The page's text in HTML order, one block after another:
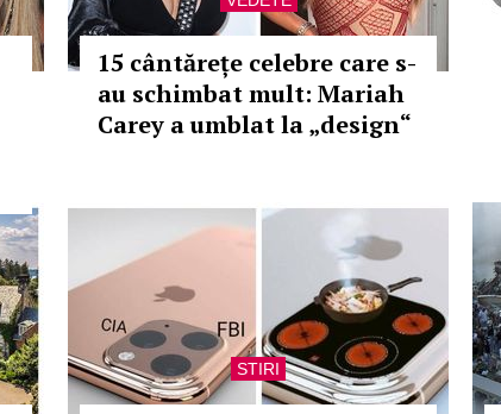
15 cântărețe celebre care s-
au schimbat mult: Mariah
Carey a umblat la „design“
STIRI